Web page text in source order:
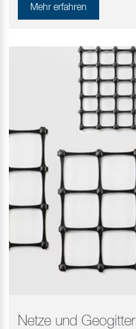
Mehr erfahren
Netze und Geogitter